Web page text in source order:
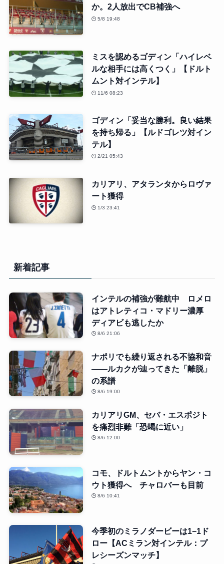
か。2人放出でCB補強へ
5/8 19:48
ミスを認めるゴディン「ハイレベ
ルな相手には高くつく」【ドルト
ムント対インテル】
11/6 08:23
ゴディン「妥当な勝利。良い結果
を持ち帰る」【ルドゴレツ対イン
テル】
2/21 05:43
カリアリ、アタランタからロヴァ
ート獲得
1/3 23:41
新着記事
インテルの補強が難航中 ロメロ
はアトレティコ・マドリー濃厚
ディアビも逃したか
8/6 21:06
ナポリでも繰り返される不協和音
――ルカクが辿ってきた「離脱」
の系譜
8/6 19:00
カリアリGM、セバ・エスポジト
を痛烈非難「恐喝に近い」
8/6 12:00
コモ、ドルトムントからヤン・コ
ウト獲得へ チャロバーも目前
8/6 10:41
今季初のミラノダービーは1−1ド
ロー【ACミラン対インテル：プ
レシーズンマッチ】